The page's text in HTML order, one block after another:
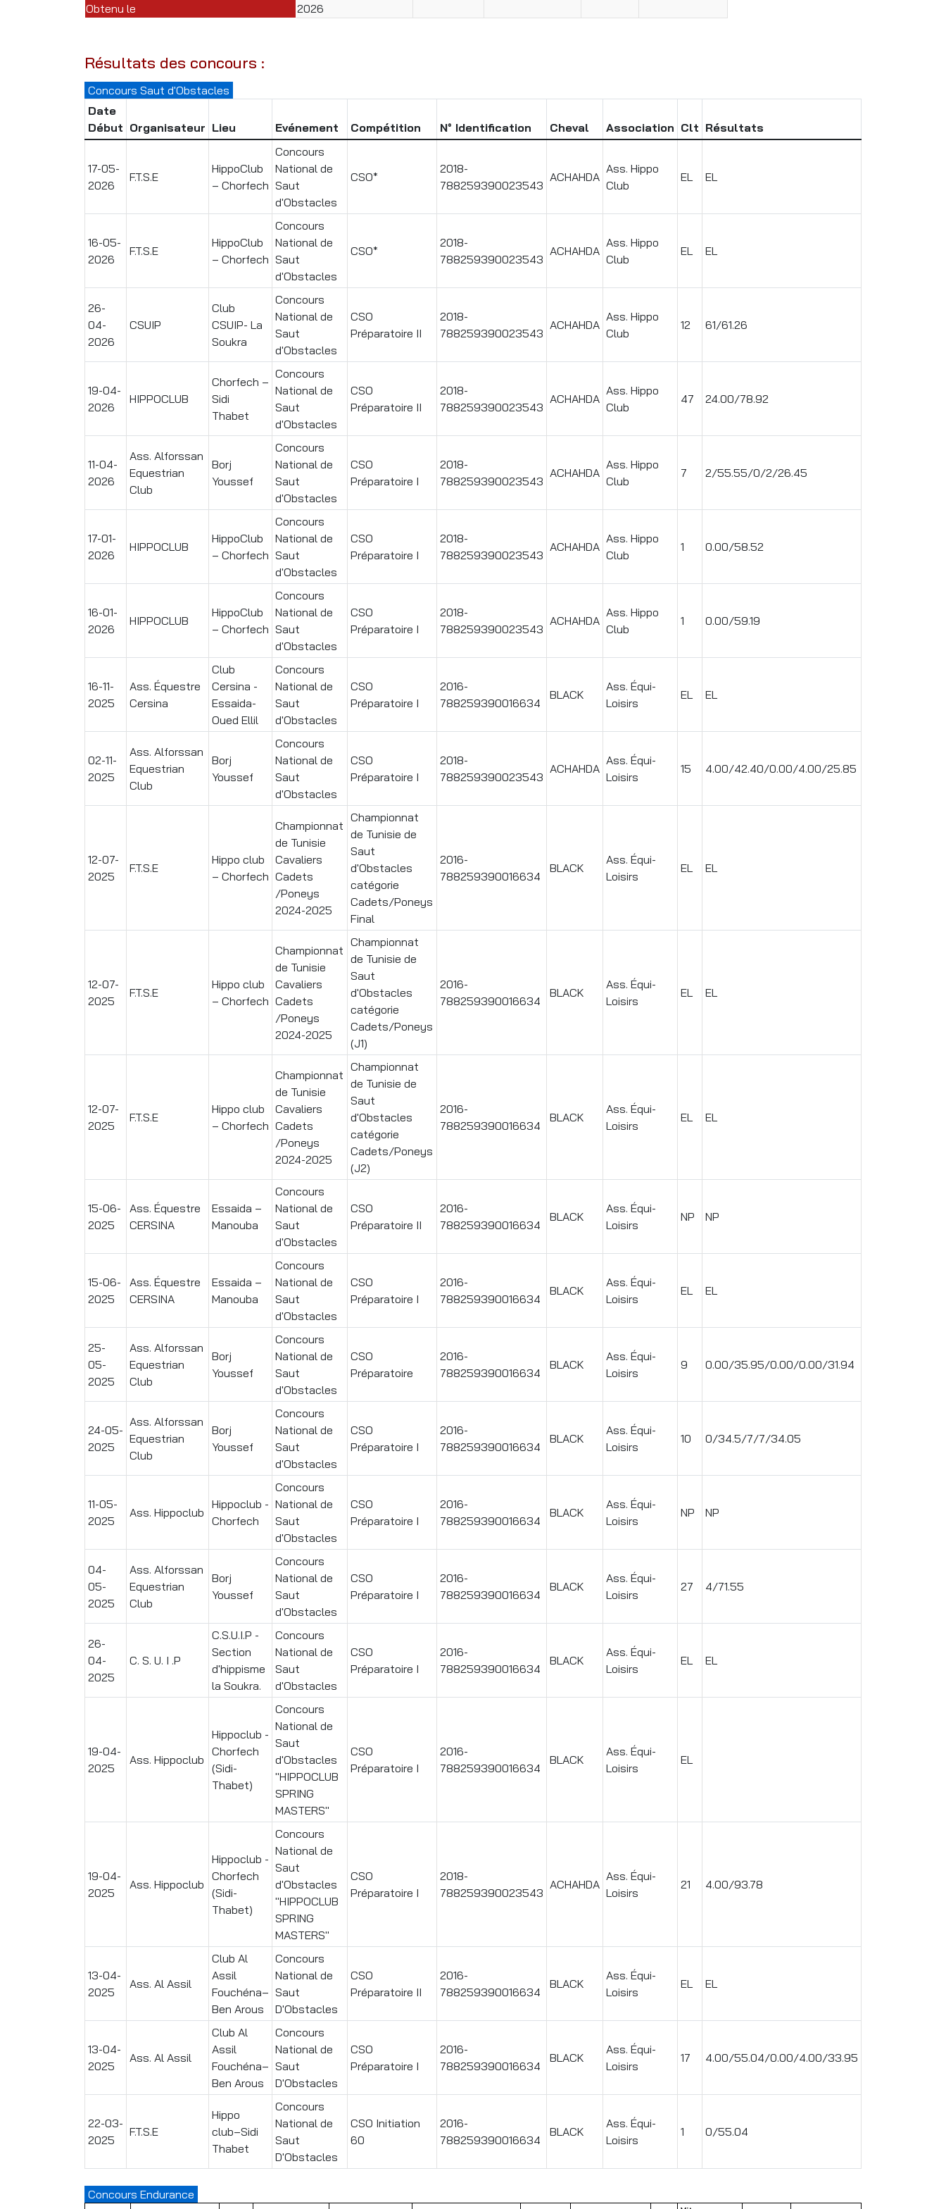
Obtenu le
2026
Résultats des concours :
Concours Saut d'Obstacles
Date
Début Organisateur Lieu Evénement Compétition N° Identification Cheval Association Clt Résultats
17-05-
2026
F.T.S.E
HippoClub
– Chorfech
Concours
National de
Saut
d'Obstacles
CSO*
2018-
788259390023543
ACHAHDA
Ass. Hippo
Club
EL EL
16-05-
2026
F.T.S.E
HippoClub
– Chorfech
Concours
National de
Saut
d'Obstacles
CSO*
2018-
788259390023543
ACHAHDA
Ass. Hippo
Club
EL EL
26-
04-
2026
CSUIP
Club
CSUIP- La
Soukra
Concours
National de
Saut
d'Obstacles
CSO
Préparatoire II
2018-
788259390023543
ACHAHDA
Ass. Hippo
Club
12 61/61.26
19-04-
2026
HIPPOCLUB
Chorfech –
Sidi
Thabet
Concours
National de
Saut
d'Obstacles
CSO
Préparatoire II
2018-
788259390023543
ACHAHDA
Ass. Hippo
Club
47 24.00/78.92
11-04-
2026
Ass. Alforssan
Equestrian
Club
Borj
Youssef
Concours
National de
Saut
d'Obstacles
CSO
Préparatoire I
2018-
788259390023543
ACHAHDA
Ass. Hippo
Club
7 2/55.55/0/2/26.45
17-01-
2026
HIPPOCLUB
HippoClub
– Chorfech
Concours
National de
Saut
d'Obstacles
CSO
Préparatoire I
2018-
788259390023543
ACHAHDA
Ass. Hippo
Club
1 0.00/58.52
16-01-
2026
HIPPOCLUB
HippoClub
– Chorfech
Concours
National de
Saut
d'Obstacles
CSO
Préparatoire I
2018-
788259390023543
ACHAHDA
Ass. Hippo
Club
1 0.00/59.19
16-11-
2025
Ass. Équestre
Cersina
Club
Cersina -
Essaida-
Oued Ellil
Concours
National de
Saut
d'Obstacles
CSO
Préparatoire I
2016-
788259390016634
BLACK
Ass. Équi-
Loisirs
EL EL
02-11-
2025
Ass. Alforssan
Equestrian
Club
Borj
Youssef
Concours
National de
Saut
d'Obstacles
CSO
Préparatoire I
2018-
788259390023543
ACHAHDA
Ass. Équi-
Loisirs
15 4.00/42.40/0.00/4.00/25.85
12-07-
2025
F.T.S.E
Hippo club
– Chorfech
Championnat
de Tunisie
Cavaliers
Cadets
/Poneys
2024-2025
Championnat
de Tunisie de
Saut
d'Obstacles
catégorie
Cadets/Poneys
Final
2016-
788259390016634
BLACK
Ass. Équi-
Loisirs
EL EL
12-07-
2025
F.T.S.E
Hippo club
– Chorfech
Championnat
de Tunisie
Cavaliers
Cadets
/Poneys
2024-2025
Championnat
de Tunisie de
Saut
d'Obstacles
catégorie
Cadets/Poneys
(J1)
2016-
788259390016634
BLACK
Ass. Équi-
Loisirs
EL EL
12-07-
2025
F.T.S.E
Hippo club
– Chorfech
Championnat
de Tunisie
Cavaliers
Cadets
/Poneys
2024-2025
Championnat
de Tunisie de
Saut
d'Obstacles
catégorie
Cadets/Poneys
(J2)
2016-
788259390016634
BLACK
Ass. Équi-
Loisirs
EL EL
15-06-
2025
Ass. Équestre
CERSINA
Essaida –
Manouba
Concours
National de
Saut
d'Obstacles
CSO
Préparatoire II
2016-
788259390016634
BLACK
Ass. Équi-
Loisirs
NP NP
15-06-
2025
Ass. Équestre
CERSINA
Essaida –
Manouba
Concours
National de
Saut
d'Obstacles
CSO
Préparatoire I
2016-
788259390016634
BLACK
Ass. Équi-
Loisirs
EL EL
25-
05-
2025
Ass. Alforssan
Equestrian
Club
Borj
Youssef
Concours
National de
Saut
d'Obstacles
CSO
Préparatoire
2016-
788259390016634
BLACK
Ass. Équi-
Loisirs
9 0.00/35.95/0.00/0.00/31.94
24-05-
2025
Ass. Alforssan
Equestrian
Club
Borj
Youssef
Concours
National de
Saut
d'Obstacles
CSO
Préparatoire I
2016-
788259390016634
BLACK
Ass. Équi-
Loisirs
10 0/34.5/7/7/34.05
11-05-
2025
Ass. Hippoclub
Hippoclub -
Chorfech
Concours
National de
Saut
d'Obstacles
CSO
Préparatoire I
2016-
788259390016634
BLACK
Ass. Équi-
Loisirs
NP NP
04-
05-
2025
Ass. Alforssan
Equestrian
Club
Borj
Youssef
Concours
National de
Saut
d'Obstacles
CSO
Préparatoire I
2016-
788259390016634
BLACK
Ass. Équi-
Loisirs
27 4/71.55
26-
04-
2025
C. S. U. I .P
C.S.U.I.P -
Section
d'hippisme
la Soukra.
Concours
National de
Saut
d'Obstacles
CSO
Préparatoire I
2016-
788259390016634
BLACK
Ass. Équi-
Loisirs
EL EL
19-04-
2025
Ass. Hippoclub
Hippoclub -
Chorfech
(Sidi-
Thabet)
Concours
National de
Saut
d'Obstacles
"HIPPOCLUB
SPRING
MASTERS"
CSO
Préparatoire I
2016-
788259390016634
BLACK
Ass. Équi-
Loisirs
EL
19-04-
2025
Ass. Hippoclub
Hippoclub -
Chorfech
(Sidi-
Thabet)
Concours
National de
Saut
d'Obstacles
"HIPPOCLUB
SPRING
MASTERS"
CSO
Préparatoire I
2018-
788259390023543
ACHAHDA
Ass. Équi-
Loisirs
21 4.00/93.78
13-04-
2025
Ass. Al Assil
Club Al
Assil
Fouchéna–
Ben Arous
Concours
National de
Saut
D'Obstacles
CSO
Préparatoire II
2016-
788259390016634
BLACK
Ass. Équi-
Loisirs
EL EL
13-04-
2025
Ass. Al Assil
Club Al
Assil
Fouchéna–
Ben Arous
Concours
National de
Saut
D'Obstacles
CSO
Préparatoire I
2016-
788259390016634
BLACK
Ass. Équi-
Loisirs
17 4.00/55.04/0.00/4.00/33.95
22-03-
2025
F.T.S.E
Hippo
club–Sidi
Thabet
Concours
National de
Saut
D'Obstacles
CSO Initiation
60
2016-
788259390016634
BLACK
Ass. Équi-
Loisirs
1 0/55.04
Concours Endurance